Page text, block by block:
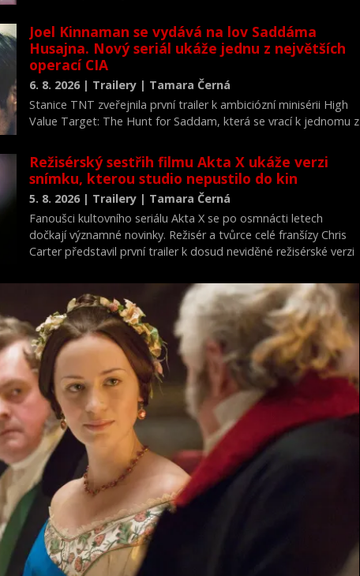
Joel Kinnaman se vydává na lov Saddáma
Husajna. Nový seriál ukáže jednu z největších
operací CIA
6. 8. 2026 | Trailery | Tamara Černá
Stanice TNT zveřejnila první trailer k ambiciózní minisérii High
Value Target: The Hunt for Saddam, která se vrací k jednomu z
Režisérský sestřih filmu Akta X ukáže verzi
snímku, kterou studio nepustilo do kin
5. 8. 2026 | Trailery | Tamara Černá
Fanoušci kultovního seriálu Akta X se po osmnácti letech
dočkají významné novinky. Režisér a tvůrce celé franšízy Chris
Carter představil první trailer k dosud neviděné režisérské verzi